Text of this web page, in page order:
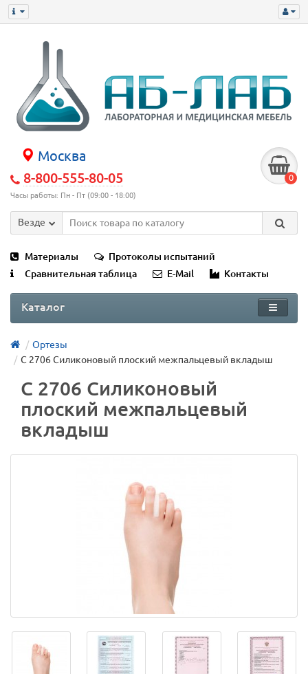
Москва
8-800-555-80-05
Часы работы: Пн - Пт (09:00 - 18:00)
0
Везде
Материалы
Протоколы испытаний
Сравнительная таблица
E-Mail Контакты
Каталог
Ортезы
С 2706 Силиконовый плоский межпальцевый вкладыш
С 2706 Силиконовый
плоский межпальцевый
вкладыш